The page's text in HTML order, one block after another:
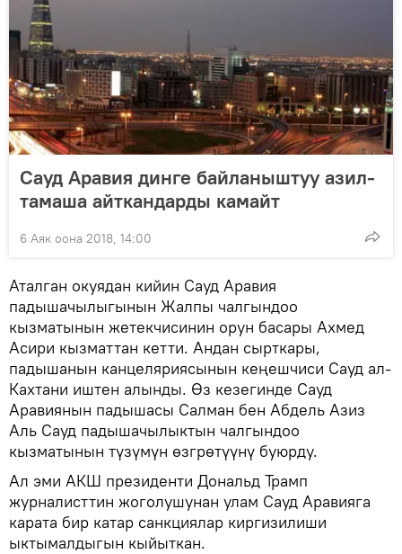
Сауд Аравия динге байланыштуу азил-
тамаша айткандарды камайт
6 Аяк оона 2018, 14:00
Аталган окуядан кийин Сауд Аравия
падышачылыгынын Жалпы чалгындоо
кызматынын жетекчисинин орун басары Ахмед
Асири кызматтан кетти. Андан сырткары,
падышанын канцеляриясынын кеңешчиси Сауд ал-
Кахтани иштен алынды. Өз кезегинде Сауд
Аравиянын падышасы Салман бен Абдель Азиз
Аль Сауд падышачылыктын чалгындоо
кызматынын түзүмүн өзгрөтүүнү буюрду.
Ал эми АКШ президенти Дональд Трамп
журналисттин жоголушунан улам Сауд Аравияга
карата бир катар санкциялар киргизилиши
ыктымалдыгын кыйыткан.